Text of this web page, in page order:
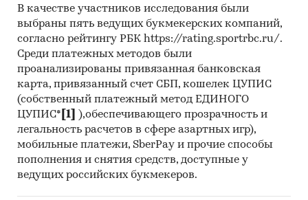
подготовки к школе
Группа продвинутой
программы подготовки к
школе
Группа дошкольного
английского языка
Анализ отрасли В 2023 году54,2%детей
дополнительные
образовательные
В качестве участников исследования были
выбраны пять ведущих букмекерских компаний,
согласно рейтингу РБК https://rating.sportrbc.ru/.
Среди платежных методов были
проанализированы привязанная банковская
карта, привязанный счет СБП, кошелек ЦУПИС
(собственный платежный метод ЕДИНОГО
ЦУПИС* [1]
),обеспечивающего прозрачность и
легальность расчетов в сфере азартных игр),
мобильные платежи, SberPay и прочие способы
пополнения и снятия средств, доступные у
ведущих российских букмекеров.